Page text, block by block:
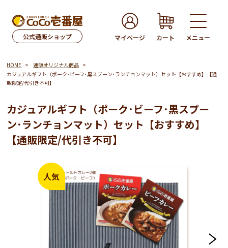
公式通販ショップ マイページ カート メニュー
HOME
通販オリジナル商品
カジュアルギフト（ポーク･ビーフ･黒スプーン･ランチョンマット）セット【おすすめ】【通
販限定/代引き不可】
カジュアルギフト（ポーク･ビーフ･黒スプー
ン･ランチョンマット）セット【おすすめ】
【通販限定/代引き不可】